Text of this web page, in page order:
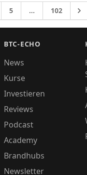
zur Seite
Gehe zur Seite
5 Zwischenseiten
… Gehe zur
102
BTC-ECHO
News
Kurse
Investieren
Reviews
Podcast
Academy
Brandhubs
Newsletter